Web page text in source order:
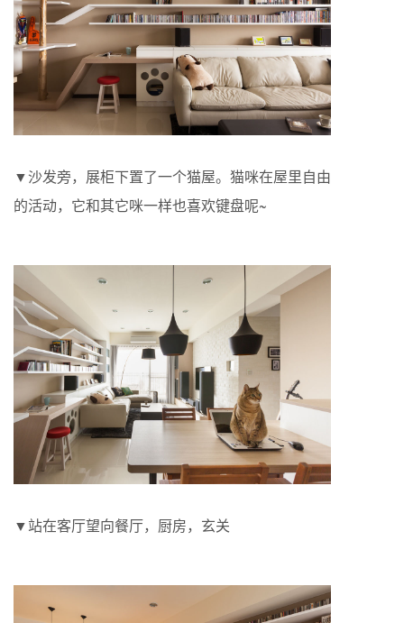
▼沙发旁，展柜下置了一个猫屋。猫咪在屋里自由
的活动，它和其它咪一样也喜欢键盘呢~
▼站在客厅望向餐厅，厨房，玄关